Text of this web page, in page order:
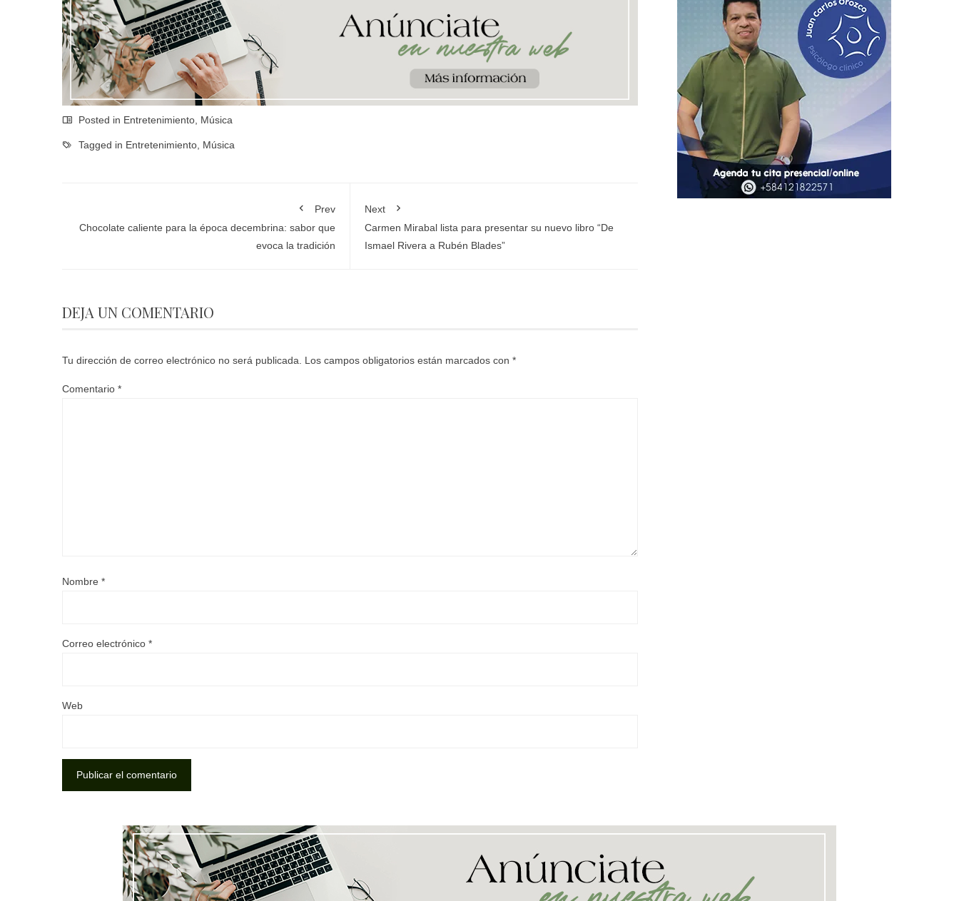
Posted in Entretenimiento, Música
Tagged in Entretenimiento, Música
Prev
Chocolate caliente para la época decembrina: sabor que
evoca la tradición
Next
Carmen Mirabal lista para presentar su nuevo libro “De
Ismael Rivera a Rubén Blades”
DEJA UN COMENTARIO
Tu dirección de correo electrónico no será publicada. Los campos obligatorios están marcados con *
Comentario *
Nombre *
Correo electrónico *
Web